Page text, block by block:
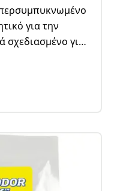
για την
σχεδιασμένο για
από